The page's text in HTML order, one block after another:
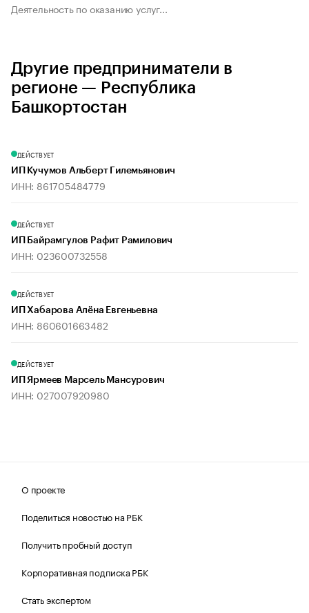
Деятельность по оказанию услуг...
Другие предприниматели в
регионе — Республика
Башкортостан
ДЕЙСТВУЕТ
ИП Кучумов Альберт Гилемьянович
ИНН: 861705484779
ДЕЙСТВУЕТ
ИП Байрамгулов Рафит Рамилович
ИНН: 023600732558
ДЕЙСТВУЕТ
ИП Хабарова Алёна Евгеньевна
ИНН: 860601663482
ДЕЙСТВУЕТ
ИП Ярмеев Марсель Мансурович
ИНН: 027007920980
О проекте
Поделиться новостью на РБК
Получить пробный доступ
Корпоративная подписка РБК
Стать экспертом